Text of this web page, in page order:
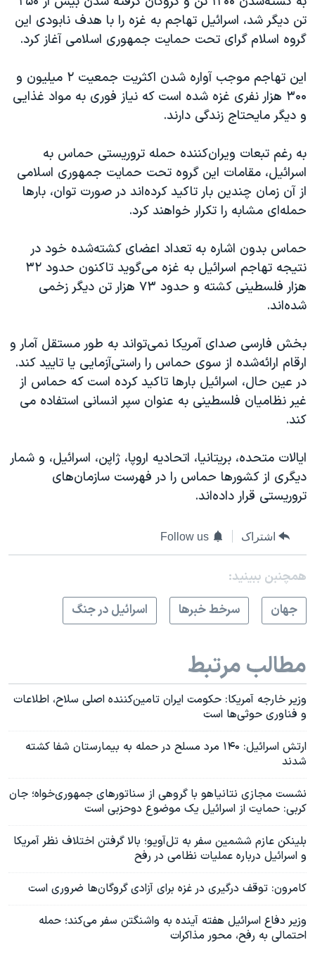
تن دیگر شد، اسرائیل تهاجم به غزه را با هدف نابودی این
گروه اسلام گرای تحت حمایت جمهوری اسلامی آغاز کرد.
این تهاجم موجب آواره شدن اکثریت جمعیت ٢ میلیون و
۳۰۰ هزار نفری غزه شده است که نیاز فوری به مواد غذایی
و دیگر مایحتاج زندگی دارند.
به رغم تبعات ویران‌کننده حمله تروریستی حماس به
اسرائیل، مقامات این گروه تحت حمایت جمهوری اسلامی
از آن زمان چندین بار تاکید کرده‌اند در صورت توان، بارها
حمله‌ای مشابه را تکرار خواهند کرد.
حماس بدون اشاره به تعداد اعضای کشته‌شده خود در
نتیجه تهاجم اسرائیل به غزه می‌گوید تاکنون حدود ٣٢
هزار فلسطینی کشته و حدود ٧٣ هزار تن دیگر زخمی
شده‌اند.
بخش فارسی صدای آمریکا نمی‌تواند به طور مستقل آمار و
ارقام ارائه‌شده از سوی حماس را راستی‌آزمایی یا تایید کند.
در عین حال، اسرائیل بارها تاکید کرده است که حماس از
غیر نظامیان فلسطینی به عنوان سپر انسانی استفاده می
کند.
ایالات متحده، بریتانیا، اتحادیه اروپا، ژاپن، اسرائیل، و شمار
دیگری از کشورها حماس را در فهرست سازمان‌های
تروریستی قرار داده‌‌اند.
اشتراک Follow us
همچنبن ببینید:
جهان
سرخط خبرها اسرائیل در جنگ
مطالب مرتبط
وزیر خارجه آمریکا: حکومت ایران تامین‌کننده اصلی سلاح، اطلاعات
و فناوری حوثی‌ها است
ارتش اسرائیل: ۱۴۰ مرد مسلح در حمله به بیمارستان شفا کشته
شدند
نشست مجازی نتانیاهو با گروهی از سناتورهای جمهوری‌خواه؛ جان
کربی: حمایت از اسرائیل یک موضوع دوحزبی است
بلینکن عازم ششمین سفر به تل‌آویو؛ بالا گرفتن اختلاف نظر آمریکا
و اسرائیل درباره عملیات نظامی در رفح
کامرون: توقف درگیری در غزه برای آزادی گروگان‌ها ضروری است
وزیر دفاع اسرائیل هفته آینده به واشنگتن سفر می‌کند؛ حمله
احتمالی به رفح، محور مذاکرات